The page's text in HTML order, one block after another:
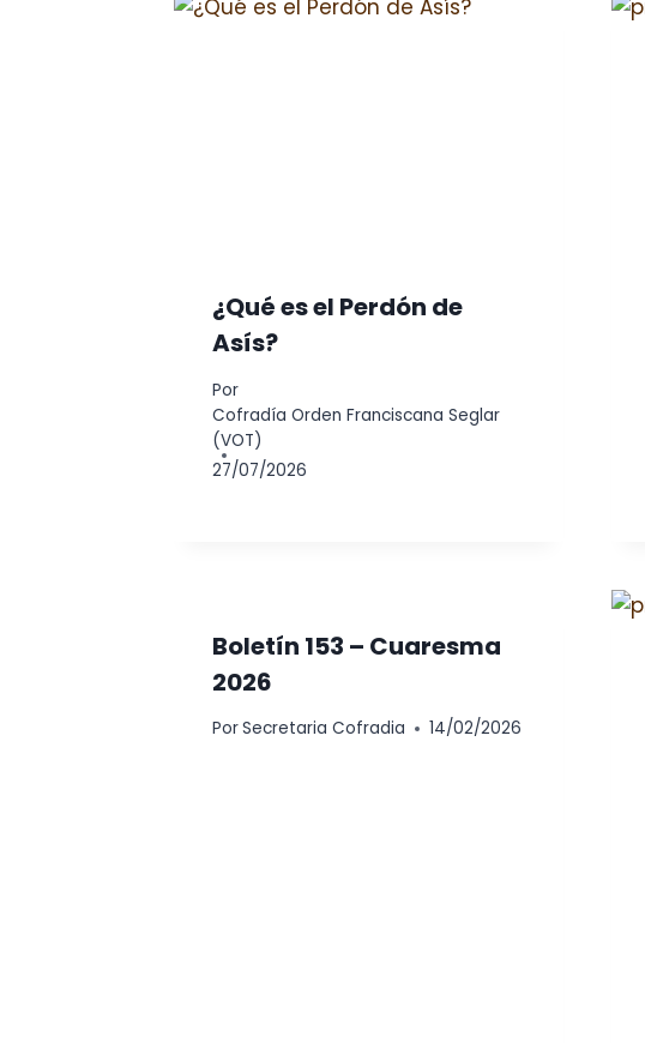
¿Qué es el Perdón de
Asís?
Por
Cofradía Orden Franciscana Seglar
(VOT)
27/07/2026
Boletín 153 – Cuaresma
2026
PorSecretaria Cofradia 14/02/2026